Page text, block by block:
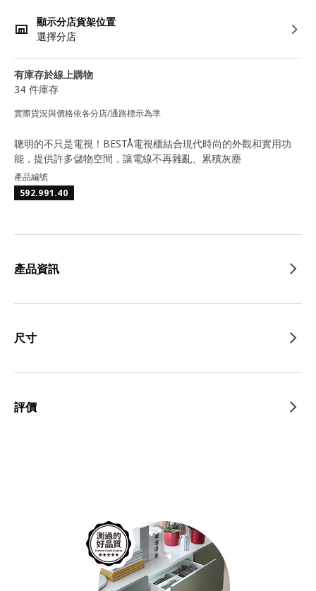
顯示分店貨架位置
選擇分店
有庫存於線上購物
34 件庫存
實際貨況與價格依各分店/通路標示為準
聰明的不只是電視！BESTÅ電視櫃結合現代時尚的外觀和實用功
能，提供許多儲物空間，讓電線不再雜亂、累積灰塵
產品編號
592.991.40
產品資訊
尺寸
評價